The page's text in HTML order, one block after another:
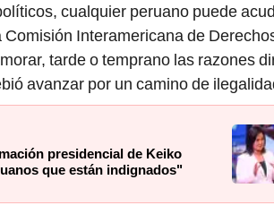
cualquier peruano puede
Interamericana de
tarde o temprano las razones
avanzar por un camino de
presidencial de Keiko
que están indignados"